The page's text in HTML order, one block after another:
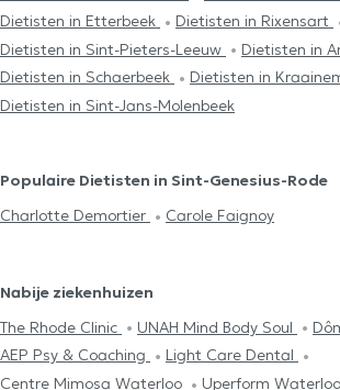
Dietisten in Etterbeek
Dietisten in Rixensart
Dietisten in Sint-Pieters-Leeuw
Dietisten in
Dietisten in Schaerbeek
Dietisten in
Dietisten in Sint-Jans-Molenbeek
Populaire Dietisten in Sint-Genesius-Rode
Charlotte Demortier
Carole Faignoy
Nabije ziekenhuizen
The Rhode Clinic
UNAH Mind Body Soul
AEP Psy & Coaching
Light Care Dental
Centre Mimosa Waterloo
Uperform Waterloo